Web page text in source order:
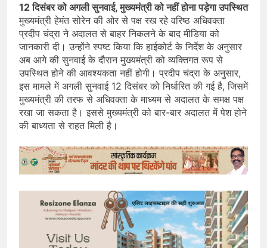
12 दिसंबर को अगली सुनवाई, मुख्यमंत्री को नहीं होना पड़ेगा उपस्थित
मुख्यमंत्री हेमंत सोरेन की ओर से पक्ष रख रहे वरिष्ठ अधिवक्ता
प्रदीप चंद्रा ने अदालत से बाहर निकलने के बाद मीडिया को
जानकारी दी। उन्होंने स्पष्ट किया कि हाईकोर्ट के निर्देश के अनुसार
अब आगे की सुनवाई के दौरान मुख्यमंत्री को व्यक्तिगत रूप से
उपस्थित होने की आवश्यकता नहीं होगी। प्रदीप चंद्रा के अनुसार,
इस मामले में अगली सुनवाई 12 दिसंबर को निर्धारित की गई है, जिसमें
मुख्यमंत्री की तरफ से अधिवक्ता के माध्यम से अदालत के समक्ष पक्ष
रखा जा सकता है। इससे मुख्यमंत्री को बार-बार अदालत में पेश होने
की बाध्यता से राहत मिली है।